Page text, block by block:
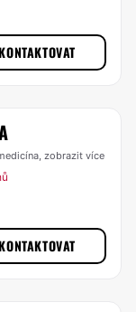
zobrazit více